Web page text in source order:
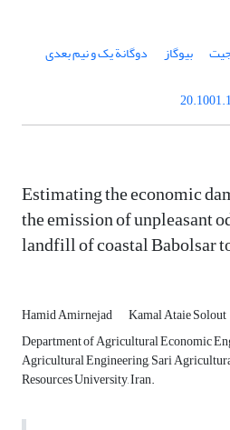
بیوگاز دوگانة یک و نیم بعدی
Estimating the economic
the emission of unpleasant
landfill of coastal Babolsar
Hamid Amirnejad Kamal Ataie Solout
Department of Agricultural Economic
Agricultural Engineering, Sari
Resources University, Iran.